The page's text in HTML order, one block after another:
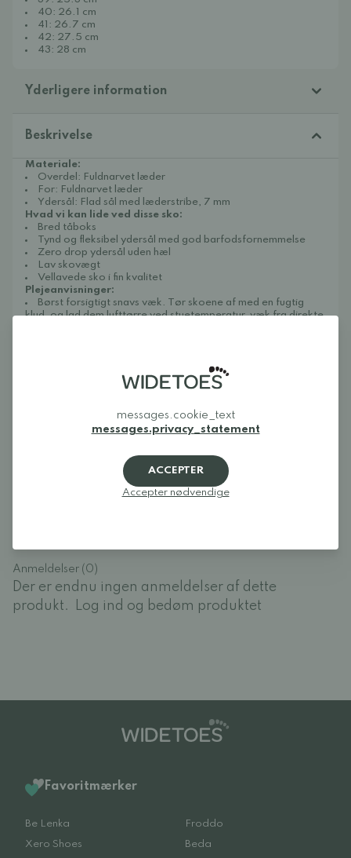
40: 26.1 cm
41: 26.7 cm
42: 27.5 cm
43: 28 cm
Yderligere information
Beskrivelse
Materiale:
Overdel: Fuldnarvet læder
For: Fuldnarvet læder
Ydersål: Flad sål med læderstribe, 7 mm
Hvad vi kan lide ved disse sko:
Bred tåboks
Tynd og fleksibel ydersål med god barfodsfornemmelse
Zero drop ydersål uden hæl
Lav skovægt
Vellavede sko i fin kvalitet
Plejeanvisninger:
Børst forsigtigt snavs væk. Tør skoene af med en fugtig
klud, og lad dem lufttørre ved stuetemperatur, væk fra direkte
imprægneringsspray for at holde det blødt og smidigt, f.eks.
Collonil Organic Cover.
Log ind og bedøm produktet
Anmeldelser (0)
Der er endnu ingen anmeldelser af dette
produkt.
Log ind og bedøm produktet
Favoritmærker
Be Lenka
Froddo
Xero Shoes
Beda
messages.cookie_text
messages.privacy_statement
ACCEPTER
Accepter nødvendige